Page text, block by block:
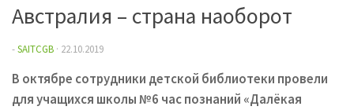
Австралия – страна наоборот
-SAITCGB · 22.10.2019
В октябре сотрудники детской библиотеки провели
для учащихся школы №6 час познаний «Далёкая